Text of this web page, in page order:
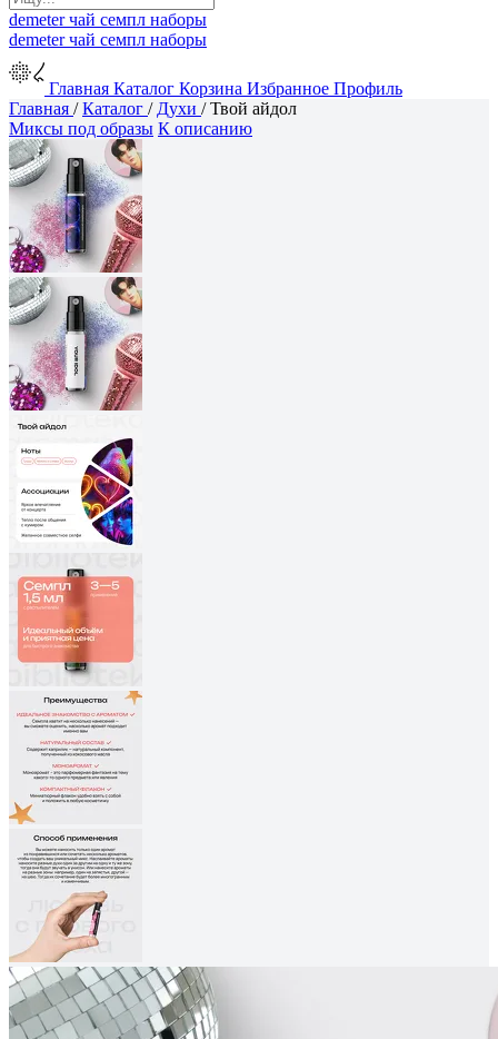
demeterчай семпл наборы
demeterчай семпл наборы
Главная Каталог Корзина Избранное Профиль
Главная /Каталог / Духи /Твой айдол
Миксы под образы К описанию